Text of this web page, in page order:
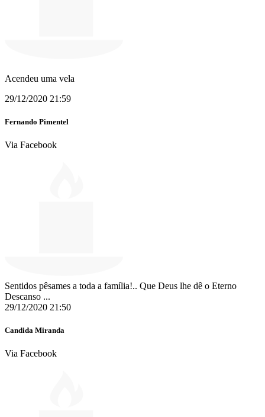
Acendeu uma vela
29/12/2020 21:59
Fernando Pimentel
Via Facebook
Sentidos pêsames a toda a família!.. Que Deus lhe dê o Eterno
Descanso ...
29/12/2020 21:50
Candida Miranda
Via Facebook